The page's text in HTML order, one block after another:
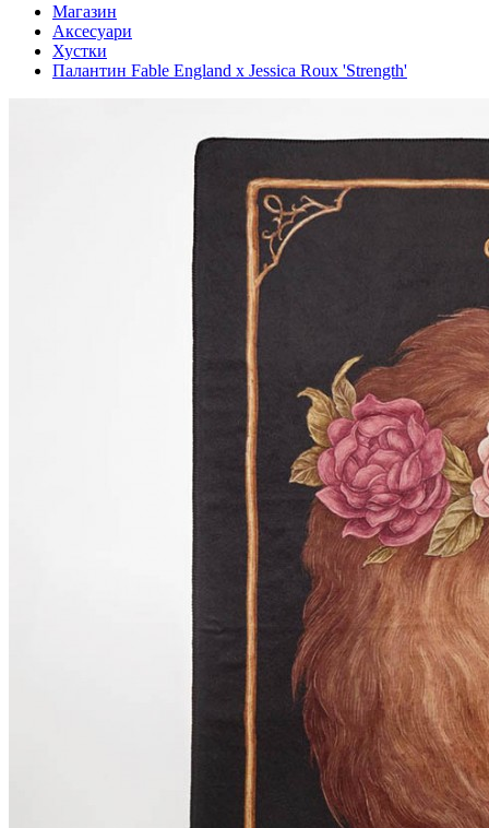
Магазин
Аксесуари
Хустки
Палантин Fable England x Jessica Roux 'Strength'